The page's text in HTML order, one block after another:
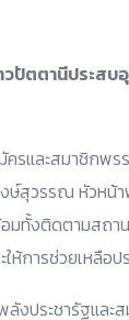
วปัตตานีประส
ครและสมาชิกพ
ษ์สุวรรณ หัวห
มทั้งติดตามสถา
ห้การช่วยเหลือป
งประชารัฐแล